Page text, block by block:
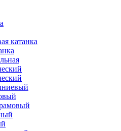
катанка